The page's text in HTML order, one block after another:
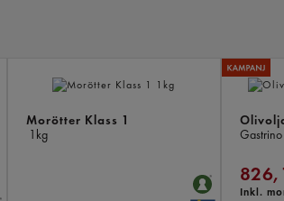
Morötter Klass 1
1kg
Gastrino
Inkl.